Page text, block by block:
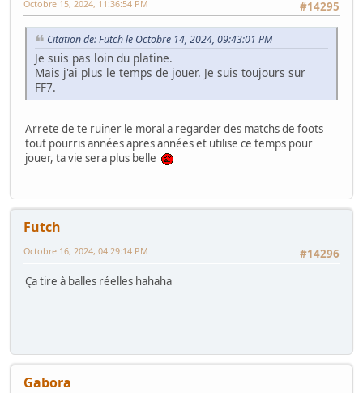
#14295
Octobre 15, 2024, 11:36:54 PM
Citation de: Futch le Octobre 14, 2024, 09:43:01 PM
Je suis pas loin du platine.
Mais j'ai plus le temps de jouer. Je suis toujours sur
FF7.
Arrete de te ruiner le moral a regarder des matchs de foots
tout pourris années apres années et utilise ce temps pour
jouer, ta vie sera plus belle
Futch
#14296
Octobre 16, 2024, 04:29:14 PM
Ça tire à balles réelles hahaha
Gabora